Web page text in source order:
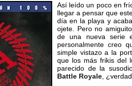
Así leído un poco en
llegar a pensar que
día en la playa y
ojete. Pero no
de una nueva serie
personalmente creo
simple vistazo a la
que los más frikis del
parecido de la
Battle Royale ,